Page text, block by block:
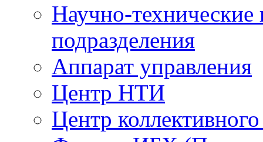
Научно-технические
подразделения
Аппарат управления
Центр НТИ
Центр